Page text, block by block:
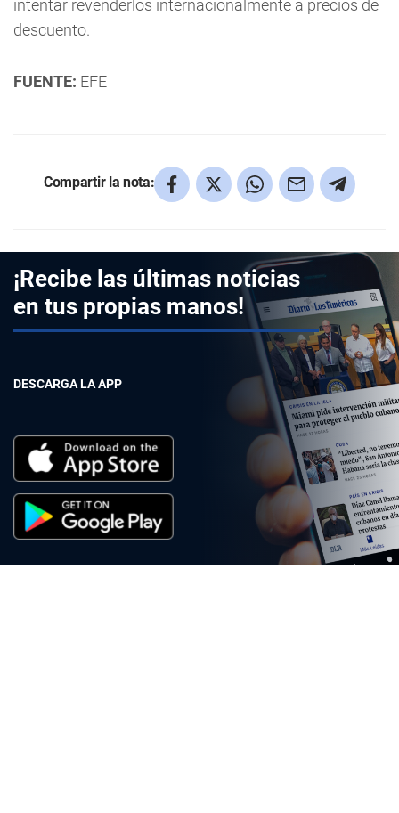
intentar revenderlos internacionalmente a precios de
descuento.
FUENTE: EFE
Compartir la nota:
¡Recibe las últimas noticias
en tus propias manos!
DESCARGA LA APP